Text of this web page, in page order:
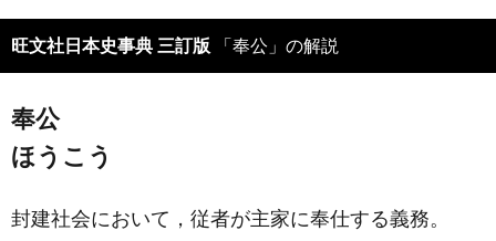
旺文社日本史事典 三訂版 「奉公」の解説
奉公
ほうこう
封建社会において，従者が主家に奉仕する義務。